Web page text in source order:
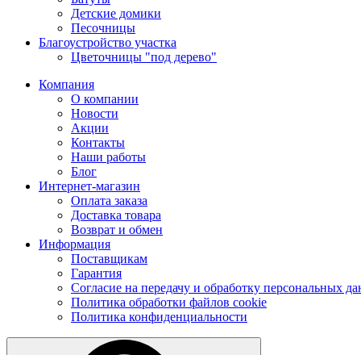
Детские домики
Песочницы
Благоустройство участка
Цветочницы "под дерево"
Компания
О компании
Новости
Акции
Контакты
Наши работы
Блог
Интернет-магазин
Оплата заказа
Доставка товара
Возврат и обмен
Информация
Поставщикам
Гарантия
Согласие на передачу и обработку персональных
Политика обработки файлов cookie
Политика конфиденциальности